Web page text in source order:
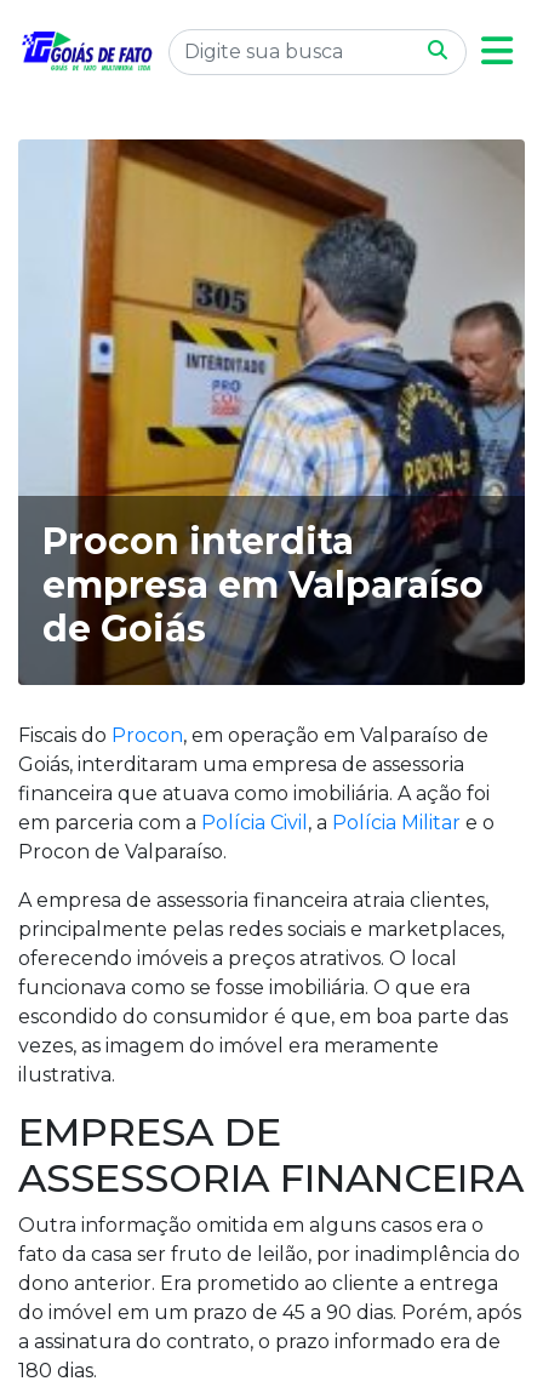
Procon interdita
empresa em Valparaíso
de Goiás
Fiscais do Procon, em operação em Valparaíso de
Goiás, interditaram uma empresa de assessoria
financeira que atuava como imobiliária. A ação foi
em parceria com a Polícia Civil , a Polícia Militar e o
Procon de Valparaíso.
A empresa de assessoria financeira atraia clientes,
principalmente pelas redes sociais e marketplaces,
oferecendo imóveis a preços atrativos. O local
funcionava como se fosse imobiliária. O que era
escondido do consumidor é que, em boa parte das
vezes, as imagem do imóvel era meramente
ilustrativa.
EMPRESA DE
ASSESSORIA FINANCEIRA
Outra informação omitida em alguns casos era o
fato da casa ser fruto de leilão, por inadimplência do
dono anterior. Era prometido ao cliente a entrega
do imóvel em um prazo de 45 a 90 dias. Porém, após
a assinatura do contrato, o prazo informado era de
180 dias.